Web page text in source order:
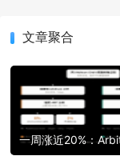
文章聚合